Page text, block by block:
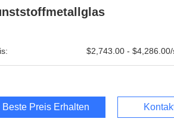
$2,743.00 -
Beste Preis Erhalten